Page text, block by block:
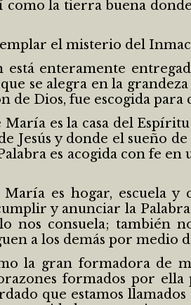
como la tierra buena
el misterio del
está enteramente
se alegra en la
de Dios, fue escogida
es la casa del
Jesús y donde el sueño
es acogida con fe
es hogar, escuela
y anunciar la
nos consuela; también
a los demás por medio
la gran formadora de
formados por
que estamos